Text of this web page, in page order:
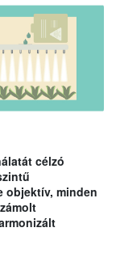
célzó
objektív, minden